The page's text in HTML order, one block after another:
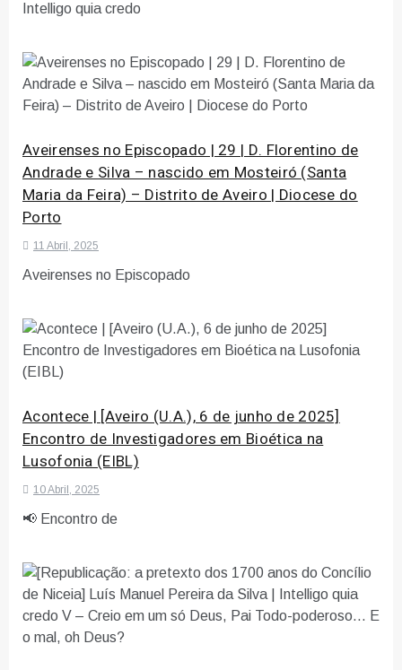
Intelligo quia credo
Aveirenses no Episcopado | 29 | D. Florentino de
Andrade e Silva – nascido em Mosteiró (Santa
Maria da Feira) – Distrito de Aveiro | Diocese do
Porto
11 Abril, 2025
Aveirenses no Episcopado
Acontece | [Aveiro (U.A.), 6 de junho de 2025]
Encontro de Investigadores em Bioética na
Lusofonia (EIBL)
10 Abril, 2025
📢 Encontro de